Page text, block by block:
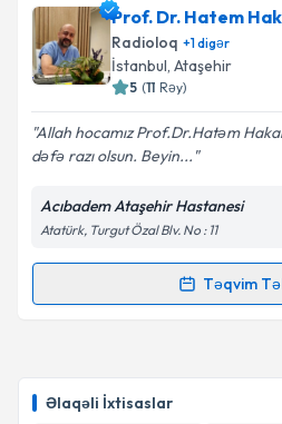
Əlaqəli İxtisaslar
Prof. Dr. Hatem
Radioloq +1digər
İstanbul, Ataşehir
5 (11 Rəy)
Allah hocamız Prof.Dr.Hatəm
dəfə razı olsun. Beyin...
Acıbadem Ataşehir Hastanesi
Atatürk, Turgut Özal Blv. No : 11
Təqvim
Randevu Təqvimi
randevu təqvimi tələbi
randevu ala biləcəyiniz